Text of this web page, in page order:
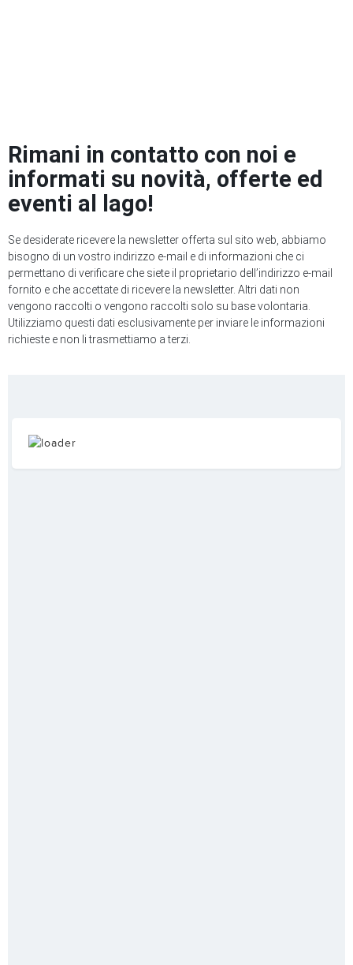
Rimani in contatto con noi e
informati su novità, offerte ed
eventi al lago!
Se desiderate ricevere la newsletter offerta sul sito web, abbiamo
bisogno di un vostro indirizzo e-mail e di informazioni che ci
permettano di verificare che siete il proprietario dell’indirizzo e-mail
fornito e che accettate di ricevere la newsletter. Altri dati non
vengono raccolti o vengono raccolti solo su base volontaria.
Utilizziamo questi dati esclusivamente per inviare le informazioni
richieste e non li trasmettiamo a terzi.